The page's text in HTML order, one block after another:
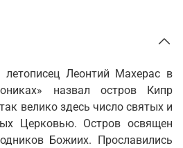
летописец Леонтий Махерас в
назвал остров Кипр
велико здесь число святых и
Церковью. Остров освящен
Божиих. Прославились